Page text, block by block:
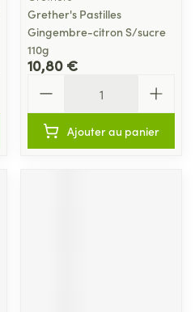
Grether's Pastilles
Gingembre-citron S/sucre
110g
10,80 €
Ajouter au panier